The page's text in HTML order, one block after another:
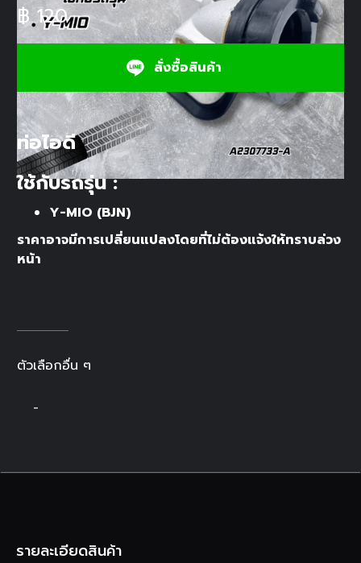
฿ 120
สั่งซื้อสินค้า
ท่อไอดี
ใช้กับรถรุ่น :
Y-MIO (BJN)
ราคาอาจมีการเปลี่ยนแปลงโดยที่ไม่ต้องแจ้งให้ทราบล่วง
หน้า
ตัวเลือกอื่น ๆ
-
รายละเอียดสินค้า